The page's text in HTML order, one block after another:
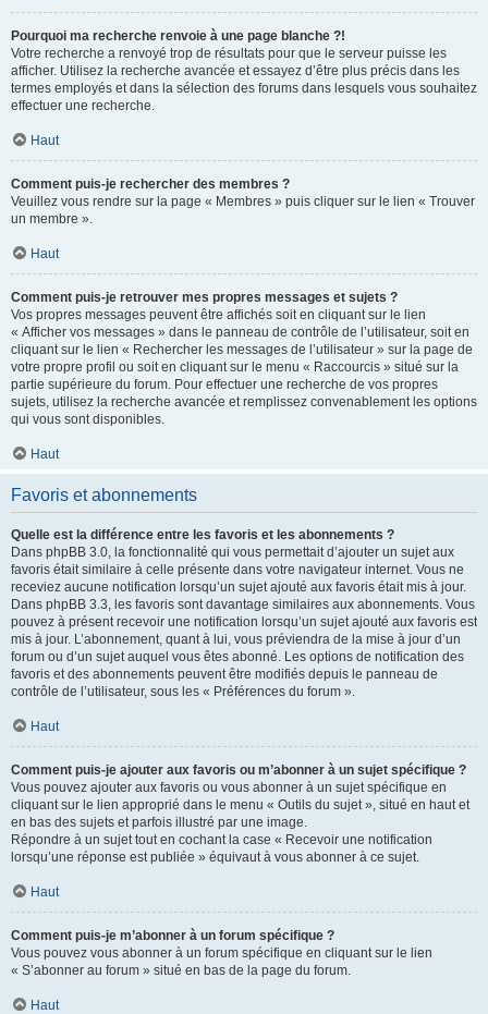
Pourquoi ma recherche renvoie à une page blanche ?!
Votre recherche a renvoyé trop de résultats pour que le serveur puisse les
afficher. Utilisez la recherche avancée et essayez d’être plus précis dans les
termes employés et dans la sélection des forums dans lesquels vous souhaitez
effectuer une recherche.
Haut
Comment puis-je rechercher des membres ?
Veuillez vous rendre sur la page « Membres » puis cliquer sur le lien « Trouver
un membre ».
Haut
Comment puis-je retrouver mes propres messages et sujets ?
Vos propres messages peuvent être affichés soit en cliquant sur le lien
« Afficher vos messages » dans le panneau de contrôle de l’utilisateur, soit en
cliquant sur le lien « Rechercher les messages de l’utilisateur » sur la page de
votre propre profil ou soit en cliquant sur le menu « Raccourcis » situé sur la
partie supérieure du forum. Pour effectuer une recherche de vos propres
sujets, utilisez la recherche avancée et remplissez convenablement les options
qui vous sont disponibles.
Haut
Favoris et abonnements
Quelle est la différence entre les favoris et les abonnements ?
Dans phpBB 3.0, la fonctionnalité qui vous permettait d’ajouter un sujet aux
favoris était similaire à celle présente dans votre navigateur internet. Vous ne
receviez aucune notification lorsqu’un sujet ajouté aux favoris était mis à jour.
Dans phpBB 3.3, les favoris sont davantage similaires aux abonnements. Vous
pouvez à présent recevoir une notification lorsqu’un sujet ajouté aux favoris est
mis à jour. L’abonnement, quant à lui, vous préviendra de la mise à jour d’un
forum ou d’un sujet auquel vous êtes abonné. Les options de notification des
favoris et des abonnements peuvent être modifiés depuis le panneau de
contrôle de l’utilisateur, sous les « Préférences du forum ».
Haut
Comment puis-je ajouter aux favoris ou m’abonner à un sujet spécifique ?
Vous pouvez ajouter aux favoris ou vous abonner à un sujet spécifique en
cliquant sur le lien approprié dans le menu « Outils du sujet », situé en haut et
en bas des sujets et parfois illustré par une image.
Répondre à un sujet tout en cochant la case « Recevoir une notification
lorsqu’une réponse est publiée » équivaut à vous abonner à ce sujet.
Haut
Comment puis-je m’abonner à un forum spécifique ?
Vous pouvez vous abonner à un forum spécifique en cliquant sur le lien
« S’abonner au forum » situé en bas de la page du forum.
Haut